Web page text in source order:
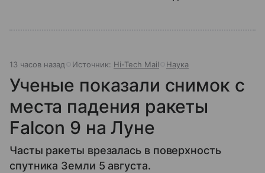
13 часов назад Источник: Hi-Tech Mail Наука
Ученые показали снимок с
места падения ракеты
Falcon 9 на Луне
Часты ракеты врезалась в поверхность
спутника Земли 5 августа.